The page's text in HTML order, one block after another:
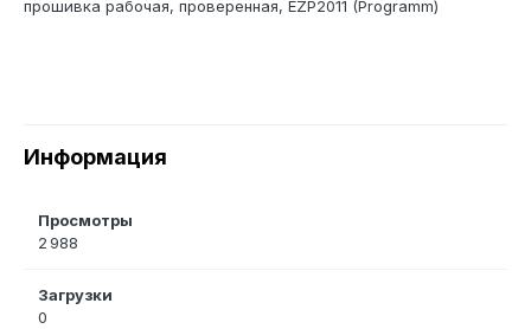
прошивка рабочая, проверенная, EZP2011 (Programm)
Информация
Просмотры
2 988
Загрузки
0